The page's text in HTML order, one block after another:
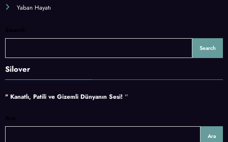
Yaban Hayatı
Search
Search
Silover
" Kanatlı, Patili ve Gizemli Dünyanın Sesi! ''
Ara
Ara